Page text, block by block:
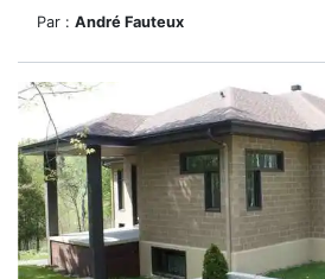
Par : André Fauteux